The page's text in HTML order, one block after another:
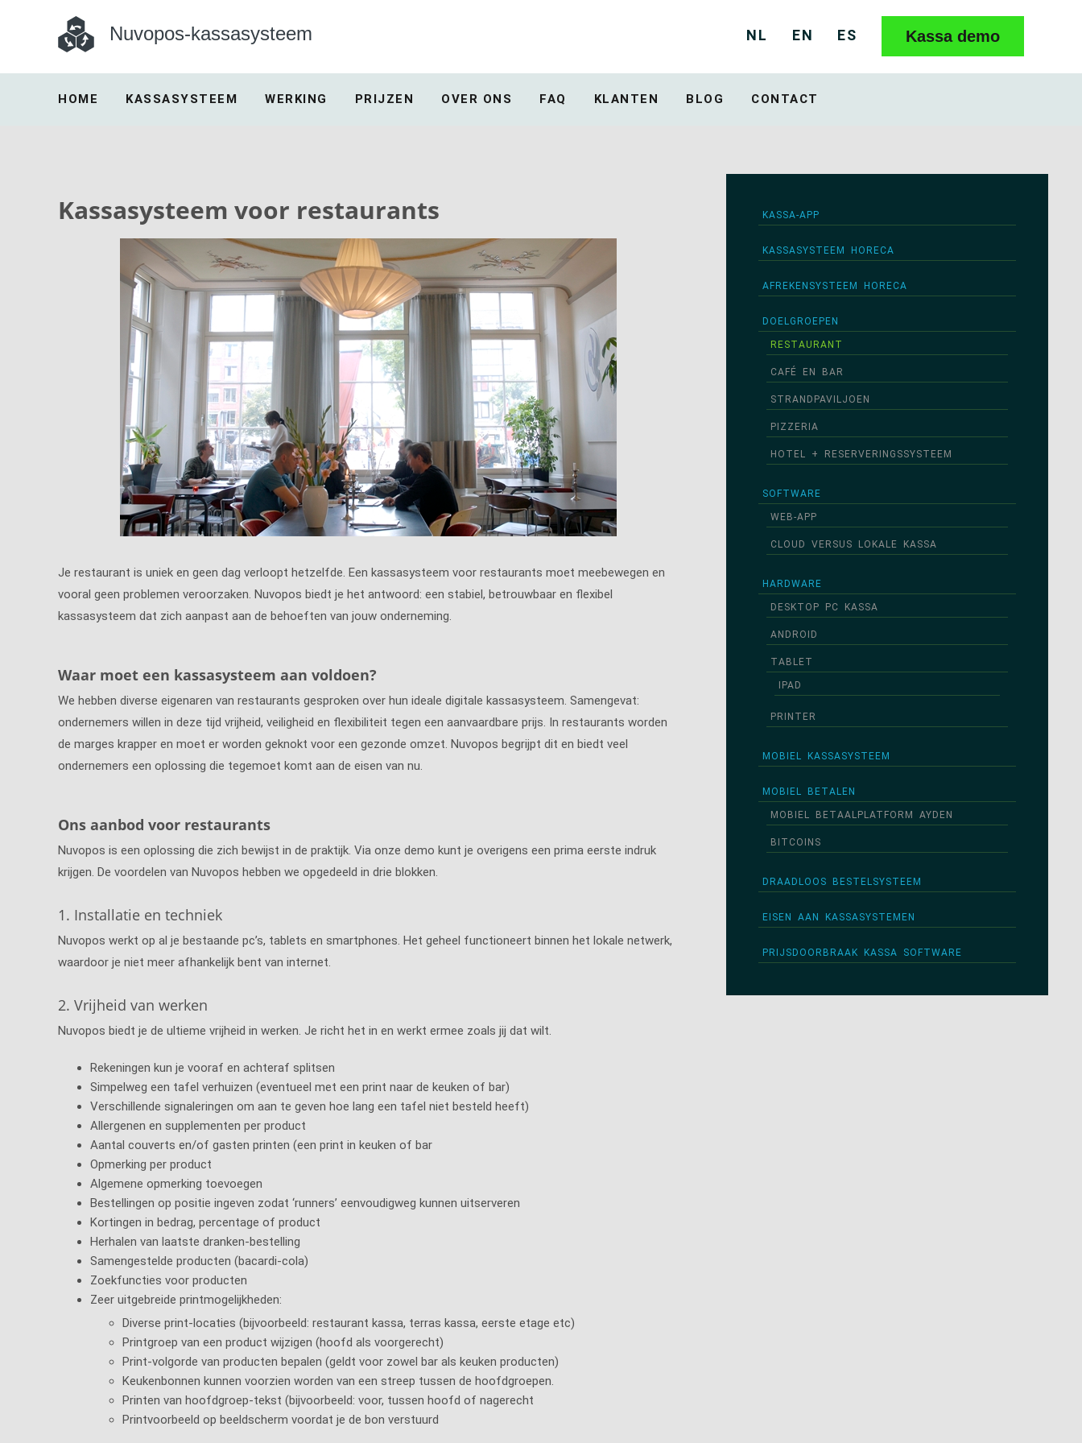
Nuvopos-kassasysteem NL EN ES Kassa demo
HOME KASSASYSTEEM WERKING PRIJZEN OVER ONS FAQ KLANTEN BLOG CONTACT
Kassasysteem voor restaurants
Je restaurant is uniek en geen dag verloopt hetzelfde. Een kassasysteem voor restaurants moet meebewegen en
vooral geen problemen veroorzaken. Nuvopos biedt je het antwoord: een stabiel, betrouwbaar en flexibel
kassasysteem dat zich aanpast aan de behoeften van jouw onderneming.
Waar moet een kassasysteem aan voldoen?
We hebben diverse eigenaren van restaurants gesproken over hun ideale digitale kassasysteem. Samengevat:
ondernemers willen in deze tijd vrijheid, veiligheid en flexibiliteit tegen een aanvaardbare prijs. In restaurants worden
de marges krapper en moet er worden geknokt voor een gezonde omzet. Nuvopos begrijpt dit en biedt veel
ondernemers een oplossing die tegemoet komt aan de eisen van nu.
Ons aanbod voor restaurants
Nuvopos is een oplossing die zich bewijst in de praktijk. Via onze demo kunt je overigens een prima eerste indruk
krijgen. De voordelen van Nuvopos hebben we opgedeeld in drie blokken.
1. Installatie en techniek
Nuvopos werkt op al je bestaande pc’s, tablets en smartphones. Het geheel functioneert binnen het lokale netwerk,
waardoor je niet meer afhankelijk bent van internet.
2. Vrijheid van werken
Nuvopos biedt je de ultieme vrijheid in werken. Je richt het in en werkt ermee zoals jij dat wilt.
Rekeningen kun je vooraf en achteraf splitsen
Simpelweg een tafel verhuizen (eventueel met een print naar de keuken of bar)
Verschillende signaleringen om aan te geven hoe lang een tafel niet besteld heeft)
Allergenen en supplementen per product
Aantal couverts en/of gasten printen (een print in keuken of bar
Opmerking per product
Algemene opmerking toevoegen
Bestellingen op positie ingeven zodat ‘runners’ eenvoudigweg kunnen uitserveren
Kortingen in bedrag, percentage of product
Herhalen van laatste dranken-bestelling
Samengestelde producten (bacardi-cola)
Zoekfuncties voor producten
Zeer uitgebreide printmogelijkheden:
Diverse print-locaties (bijvoorbeeld: restaurant kassa, terras kassa, eerste etage etc)
Printgroep van een product wijzigen (hoofd als voorgerecht)
Print-volgorde van producten bepalen (geldt voor zowel bar als keuken producten)
Keukenbonnen kunnen voorzien worden van een streep tussen de hoofdgroepen.
Printen van hoofdgroep-tekst (bijvoorbeeld: voor, tussen hoofd of nagerecht
Printvoorbeeld op beeldscherm voordat je de bon verstuurd
KASSA-APP
KASSASYSTEEM HORECA
AFREKENSYSTEEM HORECA
DOELGROEPEN
RESTAURANT
CAFÉ EN BAR
STRANDPAVILJOEN
PIZZERIA
HOTEL + RESERVERINGSSYSTEEM
SOFTWARE
WEB-APP
CLOUD VERSUS LOKALE KASSA
HARDWARE
DESKTOP PC KASSA
ANDROID
TABLET
IPAD
PRINTER
MOBIEL KASSASYSTEEM
MOBIEL BETALEN
MOBIEL BETAALPLATFORM AYDEN
BITCOINS
DRAADLOOS BESTELSYSTEEM
EISEN AAN KASSASYSTEMEN
PRIJSDOORBRAAK KASSA SOFTWARE